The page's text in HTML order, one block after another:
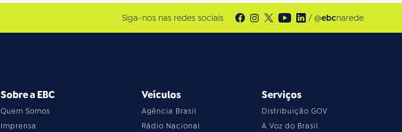
Siga-nos nas redes sociais / @ebcnarede
Sobre a EBC
Quem Somos
Imprensa
Veículos
Agência Brasil
Rádio Nacional
Serviços
Distribuição GOV
A Voz do Brasil